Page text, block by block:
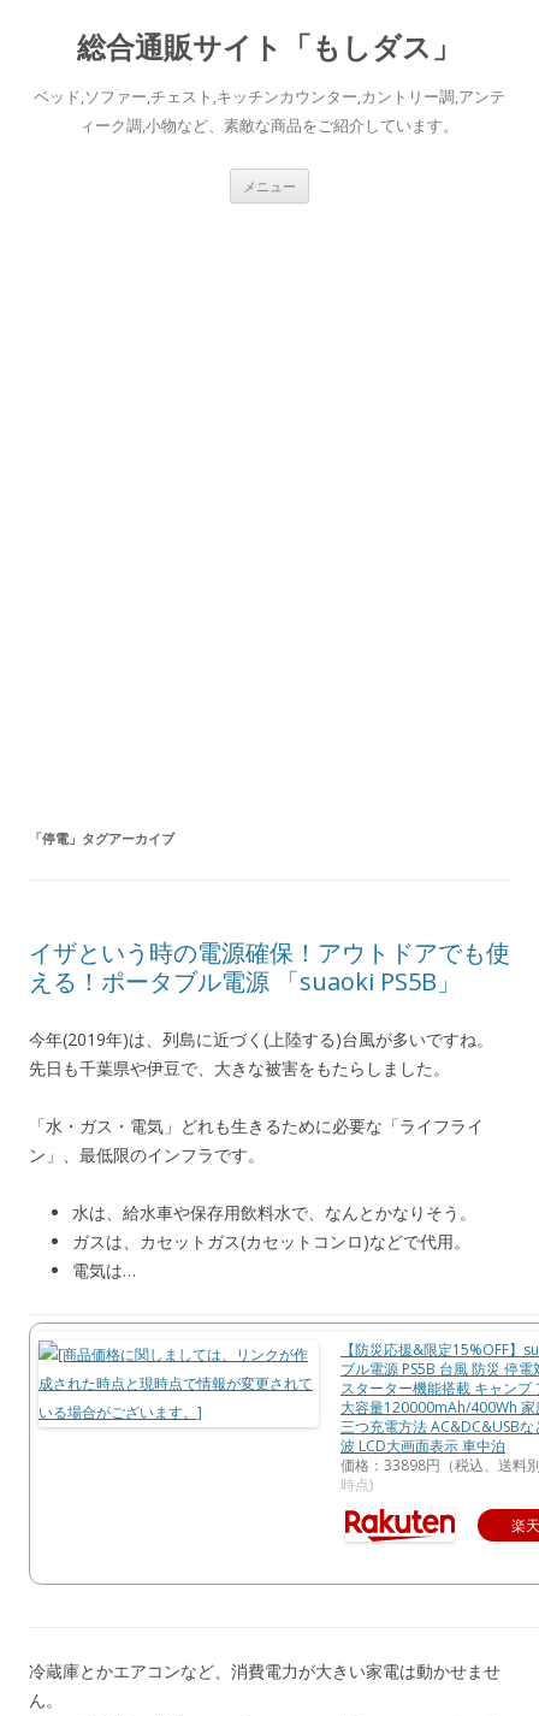
総合通販サイト「もしダス」
ベッド,ソファー,チェスト,キッチンカウンター,カントリー調,アンテ
ィーク調,小物など、素敵な商品をご紹介しています。
メニュー
「停電 」タグアーカイブ
イザという時の電源確保！アウトドアでも使
える！ポータブル電源 「suaoki PS5B」
今年(2019年)は、列島に近づく(上陸する)台風が多いですね。
先日も千葉県や伊豆で、大きな被害をもたらしました。
「水・ガス・電気」どれも生きるために必要な「ライフライ
ン」、最低限のインフラです。
水は、給水車や保存用飲料水で、なんとかなりそう。
ガスは、カセットガス(カセットコンロ)などで代用。
電気は…
【防災応援&限定15%OFF】
ブル電源 PS5B 台風 防災 停
スターター機能搭載 キャンプ
大容量120000mAh/400Wh 家
三つ充電方法 AC&DC&USB
波 LCD大画面表示 車中泊
価格：33898円（税込、送料
時点)
楽
冷蔵庫とかエアコンなど、消費電力が大きい家電は動かせませ
ん。